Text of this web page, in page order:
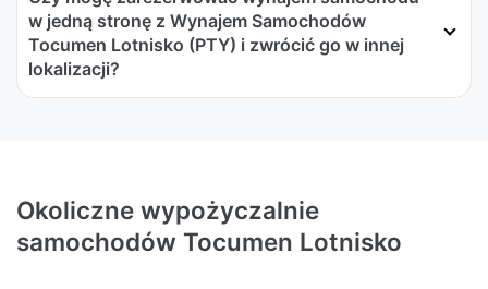
w jedną stronę z Wynajem Samochodów
Tocumen Lotnisko (PTY) i zwrócić go w innej
lokalizacji?
Okoliczne wypożyczalnie
samochodów Tocumen Lotnisko